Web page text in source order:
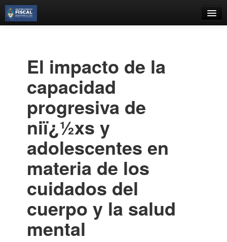
Estantes Virtuales
Contacto
Iniciar sesión
El impacto de la
capacidad
progresiva de
niï¿½xs y
adolescentes en
materia de los
cuidados del
cuerpo y la salud
mental